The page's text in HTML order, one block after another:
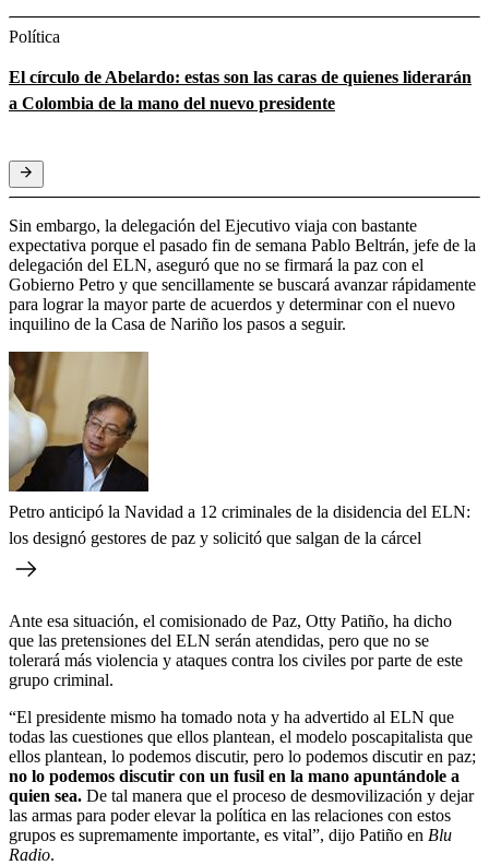
Política
El círculo de Abelardo: estas son las caras de quienes liderarán
a Colombia de la mano del nuevo presidente
Sin embargo, la delegación del Ejecutivo viaja con bastante
expectativa porque el pasado fin de semana Pablo Beltrán, jefe de la
delegación del ELN, aseguró que no se firmará la paz con el
Gobierno Petro y que sencillamente se buscará avanzar rápidamente
para lograr la mayor parte de acuerdos y determinar con el nuevo
inquilino de la Casa de Nariño los pasos a seguir.
Petro anticipó la Navidad a 12 criminales de la disidencia del ELN:
los designó gestores de paz y solicitó que salgan de la cárcel
Ante esa situación, el comisionado de Paz, Otty Patiño, ha dicho
que las pretensiones del ELN serán atendidas, pero que no se
tolerará más violencia y ataques contra los civiles por parte de este
grupo criminal.
“El presidente mismo ha tomado nota y ha advertido al ELN que
todas las cuestiones que ellos plantean, el modelo poscapitalista que
ellos plantean, lo podemos discutir, pero lo podemos discutir en paz;
no lo podemos discutir con un fusil en la mano apuntándole a
quien sea. De tal manera que el proceso de desmovilización y dejar
las armas para poder elevar la política en las relaciones con estos
grupos es supremamente importante, es vital”, dijo Patiño en Blu
Radio.